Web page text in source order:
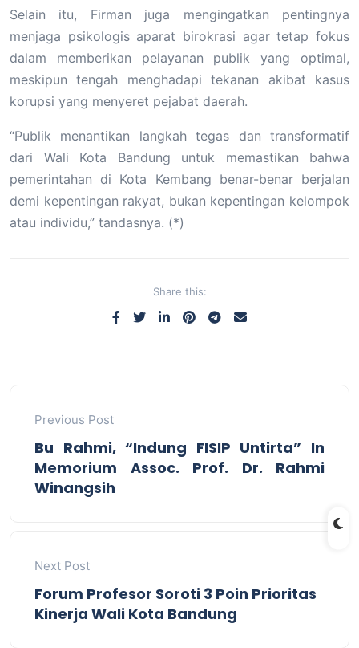
Selain itu, Firman juga mengingatkan pentingnya
menjaga psikologis aparat birokrasi agar tetap fokus
dalam memberikan pelayanan publik yang optimal,
meskipun tengah menghadapi tekanan akibat kasus
korupsi yang menyeret pejabat daerah.
“Publik menantikan langkah tegas dan transformatif
dari Wali Kota Bandung untuk memastikan bahwa
pemerintahan di Kota Kembang benar-benar berjalan
demi kepentingan rakyat, bukan kepentingan kelompok
atau individu,” tandasnya. (*)
Share this:
Previous Post
Bu Rahmi, “Indung FISIP Untirta” In
Memorium Assoc. Prof. Dr. Rahmi
Winangsih
Next Post
Forum Profesor Soroti 3 Poin Prioritas
Kinerja Wali Kota Bandung